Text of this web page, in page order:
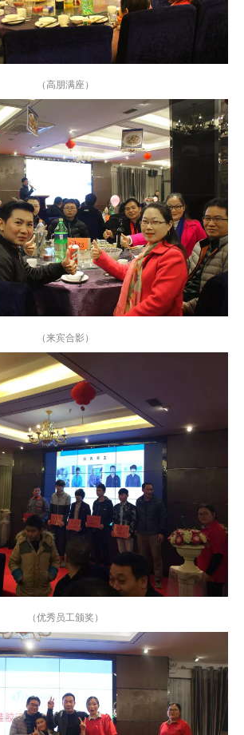
（高朋满座）
（来宾合影）
（优秀员工颁奖）